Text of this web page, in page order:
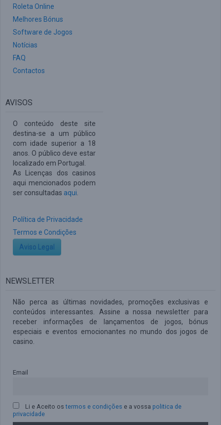
Roleta Online
Melhores Bónus
Software de Jogos
Notícias
FAQ
Contactos
AVISOS
O conteúdo deste site
destina-se a um público
com idade superior a 18
anos. O público deve estar
localizado em Portugal.
As Licenças dos casinos
aqui mencionados podem
ser consultadas aqui
Política de Privacidade
Termos e Condições
Aviso Legal
NEWSLETTER
Não perca as últimas novidades, promoções exclusivas e
conteúdos interessantes. Assine a nossa newsletter para
receber informações de lançamentos de jogos, bónus
especiais e eventos emocionantes no mundo dos jogos de
casino.
Email
Li e Aceito ostermos e condições e a vossa politica de
privacidade